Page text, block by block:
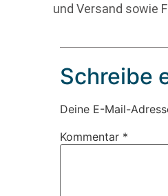
und Versand sowie
Schreibe
Deine E-Mail-
Kommentar *